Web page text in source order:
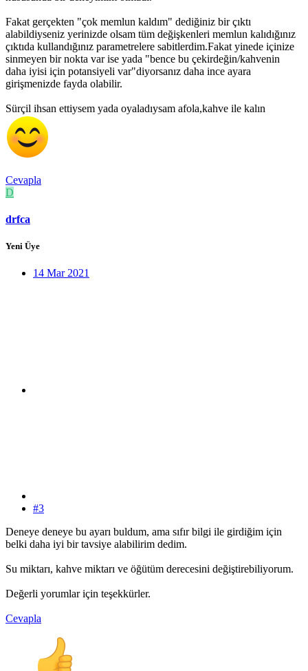
Fakat gerçekten "çok memlun kaldım" dediğiniz bir çıktı
alabildiyseniz yerinizde olsam tüm değişkenleri memlun kalıdığınız
çıktıda kullandığınız parametrelere sabitlerdim.Fakat yinede içinize
sinmeyen bir nokta var ise yada "bence bu çekirdeğin/kahvenin
daha iyisi için potansiyeli var"diyorsanız daha ince ayara
girişmenizde fayda olabilir.
Sürçil ihsan ettiysem yada oyaladıysam afola,kahve ile kalın
Cevapla
D
drfca
Yeni Üye
14 Mar 2021
#3
Deneye deneye bu ayarı buldum, ama sıfır bilgi ile girdiğim için
belki daha iyi bir tavsiye alabilirim dedim.
Su miktarı, kahve miktarı ve öğütüm derecesini değiştirebiliyorum.
Değerli yorumlar için teşekkürler.
Cevapla